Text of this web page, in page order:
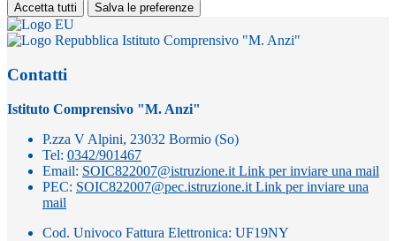
Accetta tutti Salva le preferenze
Istituto Comprensivo "M. Anzi"
Contatti
Istituto Comprensivo "M. Anzi"
P.zza V Alpini, 23032 Bormio (So)
Tel: 0342/901467
Email: SOIC822007@istruzione.it Link per inviare una mail
PEC: SOIC822007@pec.istruzione.it Link per inviare una
mail
Cod. Univoco Fattura Elettronica: UF19NY